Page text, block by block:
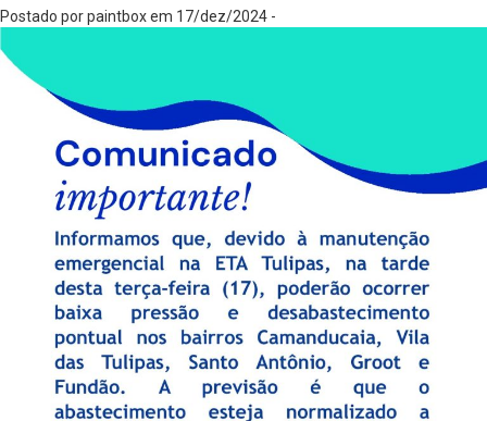
Postado por paintbox em 17/dez/2024 -